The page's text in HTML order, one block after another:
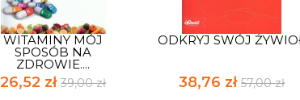
WITAMINY MÓJ
SPOSÓB NA
ZDROWIE....
26,52 zł39,00 zł
ODKRYJ SWÓJ
38,76 zł57,00 zł